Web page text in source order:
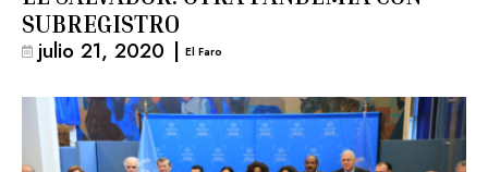
SUBREGISTRO
julio 21, 2020 | El Faro